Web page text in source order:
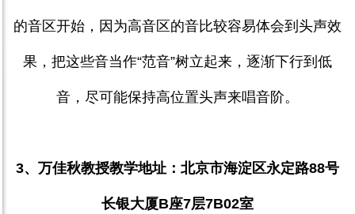
的音区开始，因为高音区的音比较容易体会到头声效
果，把这些音当作“范音”树立起来，逐渐下行到低
音，尽可能保持高位置头声来唱音阶。
3、万佳秋教授教学地址：北京市海淀区永定路88号
长银大厦B座7层7B02室